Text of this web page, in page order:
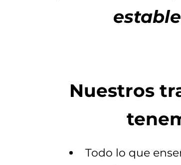
Nuestros
Todo lo que